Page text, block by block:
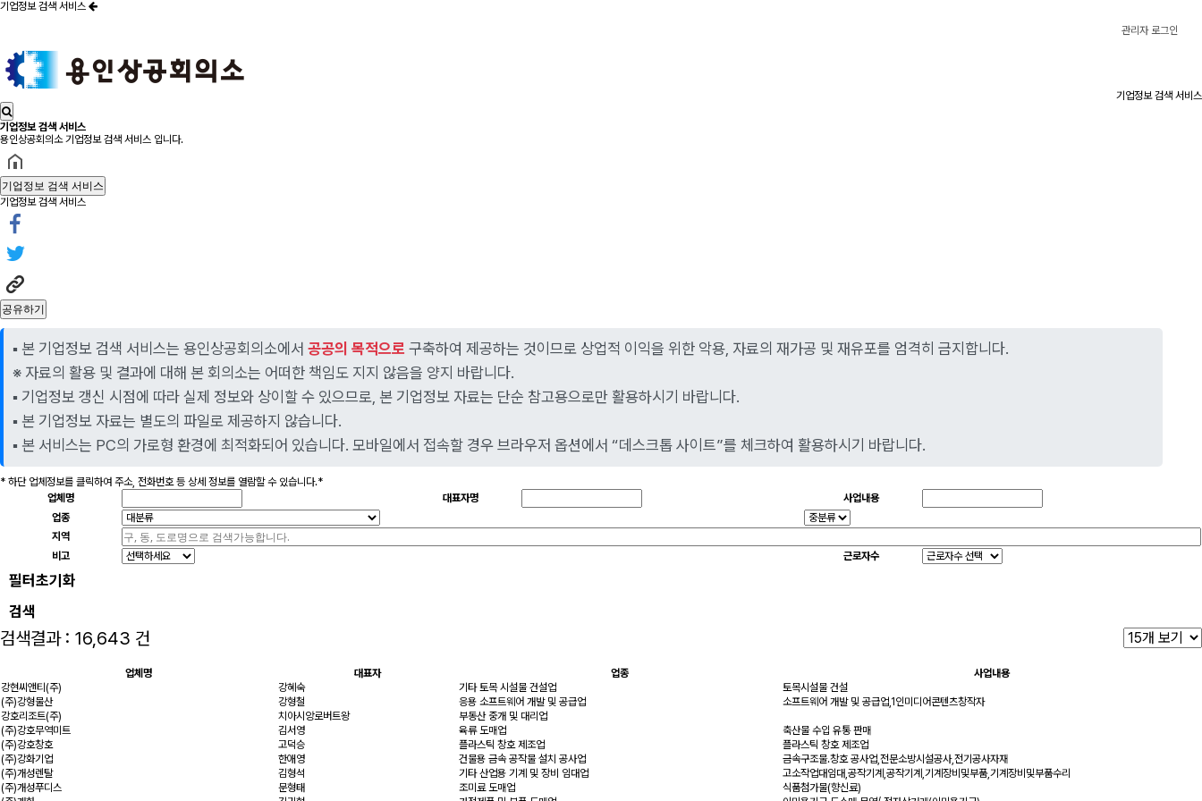
기업정보 검색 서비스
관리자 로그인
기업정보 검색 서비스
기업정보 검색 서비스
용인상공회의소 기업정보 검색 서비스 입니다.
기업정보 검색 서비스
기업정보 검색 서비스
공유하기
▪️ 본 기업정보 검색 서비스는 용인상공회의소에서 공공의 목적으로 구축하여 제공하는 것이므로 상업적 이익을 위한 악용, 자료의 재가공 및 재유포를 엄격히 금지합니다.
※ 자료의 활용 및 결과에 대해 본 회의소는 어떠한 책임도 지지 않음을 양지 바랍니다.
▪️ 기업정보 갱신 시점에 따라 실제 정보와 상이할 수 있으므로, 본 기업정보 자료는 단순 참고용으로만 활용하시기 바랍니다.
▪️ 본 기업정보 자료는 별도의 파일로 제공하지 않습니다.
▪️ 본 서비스는 PC의 가로형 환경에 최적화되어 있습니다. 모바일에서 접속할 경우 브라우저 옵션에서 “데스크톱 사이트”를 체크하여 활용하시기 바랍니다.
* 하단 업체정보를 클릭하여 주소, 전화번호 등 상세 정보를 열람할 수 있습니다.*
업체명
대표자명
사업내용
업종
지역
비고
근로자수
필터초기화
검색
검색결과 : 16,643 건
업체명 대표자 업종
사업내용
강현씨앤티(주)
강혜숙 기타 토목 시설물 건설업
토목시설물 건설
(주)강형물산
강형철 응용 소프트웨어 개발 및 공급업
소프트웨어 개발 및 공급업,1인미디어콘텐츠창작자
강호리조트(주)
치아시앙로버트왕
부동산 중개 및 대리업
(주)강호무역미트
김서영 육류 도매업
축산물 수입 유통 판매
(주)강호창호
고덕승 플라스틱 창호 제조업
플라스틱 창호 제조업
(주)강화기업
한애영 건물용 금속 공작물 설치 공사업
금속구조물.창호 공사업,전문소방시설공사,전기공사자재
(주)개성렌탈
김형석 기타 산업용 기계 및 장비 임대업
고소작업대임대,공작기계,공작기계,기계장비및부품,기계장비및부품수리
(주)개성푸디스
문형태 조미료 도매업
식품첨가물(향신료)